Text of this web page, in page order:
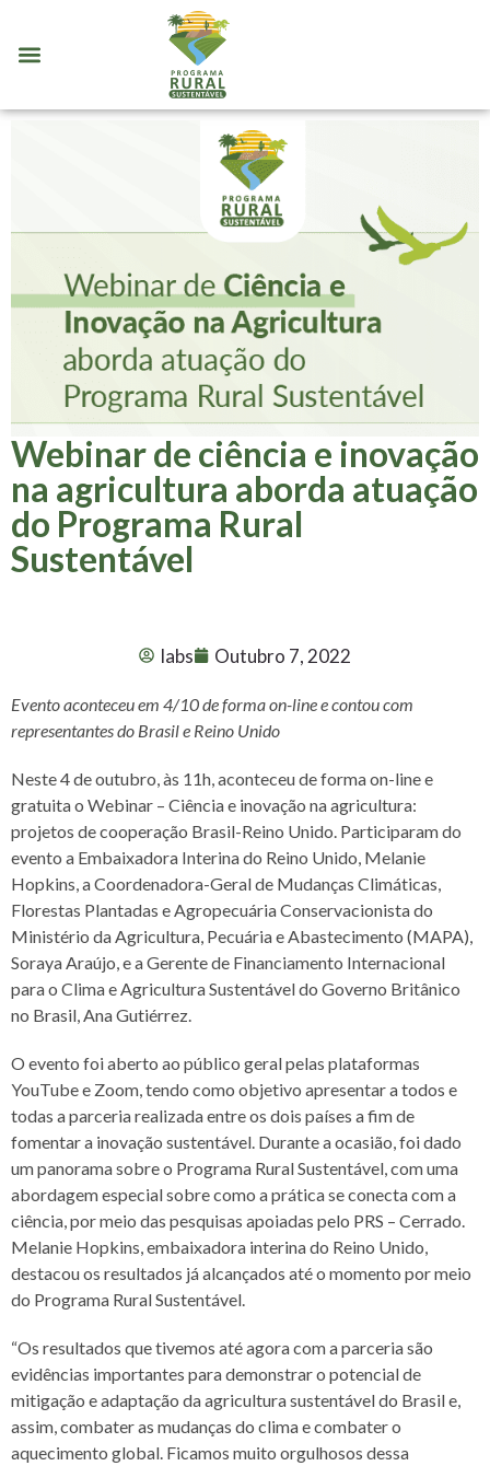
Webinar de ciência e inovação
na agricultura aborda atuação
do Programa Rural
Sustentável
Iabs Outubro 7, 2022
Evento aconteceu em 4/10 de forma on-line e contou com
representantes do Brasil e Reino Unido
Neste 4 de outubro, às 11h, aconteceu de forma on-line e
gratuita o Webinar – Ciência e inovação na agricultura:
projetos de cooperação Brasil-Reino Unido. Participaram do
evento a Embaixadora Interina do Reino Unido, Melanie
Hopkins, a Coordenadora-Geral de Mudanças Climáticas,
Florestas Plantadas e Agropecuária Conservacionista do
Ministério da Agricultura, Pecuária e Abastecimento (MAPA),
Soraya Araújo, e a Gerente de Financiamento Internacional
para o Clima e Agricultura Sustentável do Governo Britânico
no Brasil, Ana Gutiérrez.
O evento foi aberto ao público geral pelas plataformas
YouTube e Zoom, tendo como objetivo apresentar a todos e
todas a parceria realizada entre os dois países a fim de
fomentar a inovação sustentável. Durante a ocasião, foi dado
um panorama sobre o Programa Rural Sustentável, com uma
abordagem especial sobre como a prática se conecta com a
ciência, por meio das pesquisas apoiadas pelo PRS – Cerrado.
Melanie Hopkins, embaixadora interina do Reino Unido,
destacou os resultados já alcançados até o momento por meio
do Programa Rural Sustentável.
“Os resultados que tivemos até agora com a parceria são
evidências importantes para demonstrar o potencial de
mitigação e adaptação da agricultura sustentável do Brasil e,
assim, combater as mudanças do clima e combater o
aquecimento global. Ficamos muito orgulhosos dessa